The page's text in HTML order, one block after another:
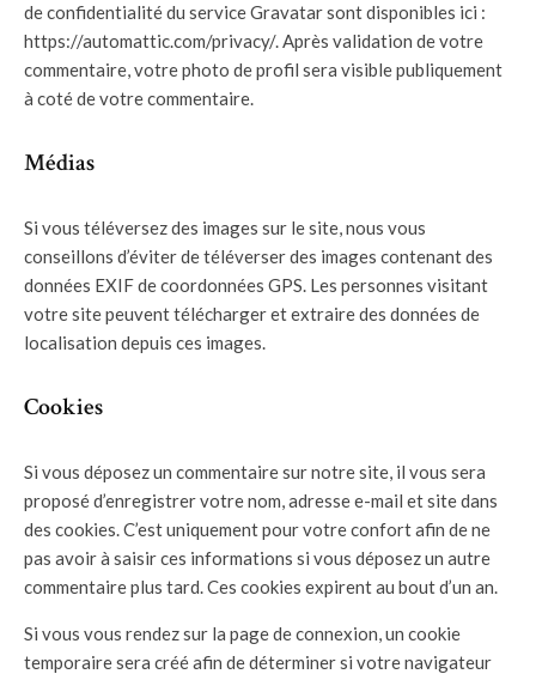
de confidentialité du service Gravatar sont disponibles ici :
https://automattic.com/privacy/. Après validation de votre
commentaire, votre photo de profil sera visible publiquement
à coté de votre commentaire.
Médias
Si vous téléversez des images sur le site, nous vous
conseillons d’éviter de téléverser des images contenant des
données EXIF de coordonnées GPS. Les personnes visitant
votre site peuvent télécharger et extraire des données de
localisation depuis ces images.
Cookies
Si vous déposez un commentaire sur notre site, il vous sera
proposé d’enregistrer votre nom, adresse e-mail et site dans
des cookies. C’est uniquement pour votre confort afin de ne
pas avoir à saisir ces informations si vous déposez un autre
commentaire plus tard. Ces cookies expirent au bout d’un an.
Si vous vous rendez sur la page de connexion, un cookie
temporaire sera créé afin de déterminer si votre navigateur